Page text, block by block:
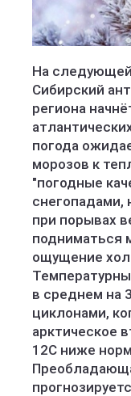
На
Сибирский
региона
погода
морозов к
"погодные
снегопадами,
при порывах
подниматься
ощущение
в среднем на
циклонами,
арктическое
12С ниже